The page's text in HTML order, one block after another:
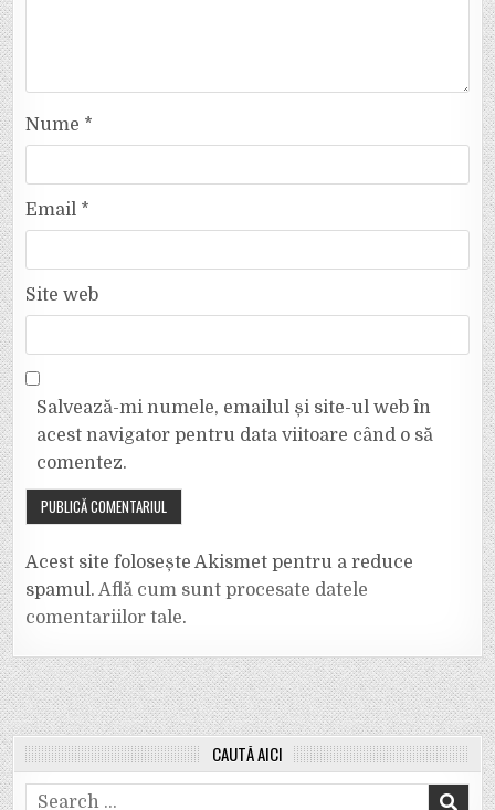
Nume *
Email *
Site web
Salvează-mi numele, emailul și site-ul web în
acest navigator pentru data viitoare când o să
comentez.
Acest site folosește Akismet pentru a reduce
spamul.Află cum sunt procesate datele
comentariilor tale.
CAUTĂ AICI
Search